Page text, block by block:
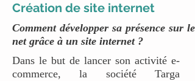
Création de site internet
Comment développer sa présence sur le
net grâce à un site internet ?
Dans le but de lancer son activité e-
commerce, la société Targa